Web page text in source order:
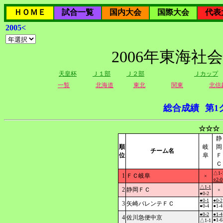
ＨＯＭＥ 試合一覧 国内大会 国際大会
代表
2005<
2006年東海社
天皇杯 Ｊ１部 Ｊ２部
Ｊカップ
一覧
北海道 東北 関東 北信
総合成績 第1
☆☆☆
順
位
チーム名
岐
阜
静
岡
Ｆ
Ｃ
1 ＦＣ岐阜 ×
△1-
○2-0
2 静岡ＦＣ
△1-1
●0-2
×
3 矢崎バレンテＦＣ
●0-1
●0-4
●0-2
●1-4
4 佐川急便中京
●0-2
△1-1
●1-4
●1-6